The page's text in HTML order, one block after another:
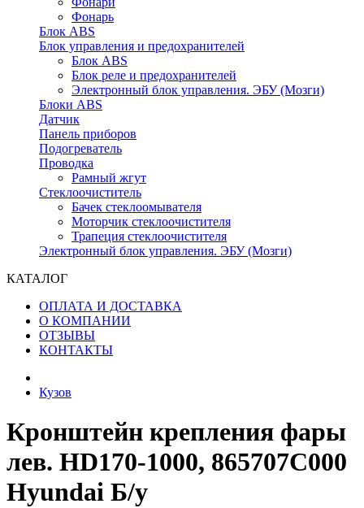
Фонарь
Блок ABS
Блок управления и предохранителей
Блок ABS
Блок реле и предохранителей
Электронный блок управления. ЭБУ (Мозги)
Блоки ABS
Датчик
Панель приборов
Подогреватель
Проводка
Рамный жгут
Стеклоочиститель
Бачек стеклоомывателя
Моторчик стеклоочистителя
Трапеция стеклоочистителя
Электронный блок управления. ЭБУ (Мозги)
КАТАЛОГ
ОПЛАТА И ДОСТАВКА
О КОМПАНИИ
ОТЗЫВЫ
КОНТАКТЫ
Кузов
Кронштейн крепления фары
лев. HD170-1000, 865707C000
Hyundai Б/у